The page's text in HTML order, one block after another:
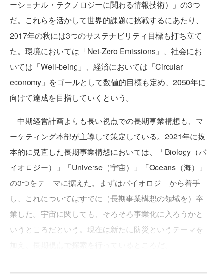
ーショナル・テクノロジーに関わる情報技術）」の3つ
だ。これらを活かして世界的課題に挑戦するにあたり、
2017年の秋には3つのサステナビリティ目標も打ち立て
た。環境においては「Net-Zero Emissions」、社会にお
いては「Well-being」、経済においては「Circular
economy」をゴールとして数値的目標も定め、2050年に
向けて達成を目指していくという。
中期経営計画よりも長い視点での長期事業構想も、マ
ーケティング本部が主導して策定している。2021年に抜
本的に見直した長期事業構想においては、「Biology（バ
イオロジー）」「Universe（宇宙）」「Oceans（海）」
の3つをテーマに据えた。まずはバイオロジーから着手
し、これについてはすでに（長期事業構想の領域を）卒
業した。宇宙に関しても、そろそろ事業化に入ろうかと
いうところだという。現在は新たに防災というテーマを